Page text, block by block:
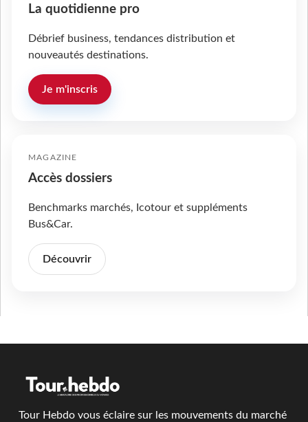
La quotidienne pro
Débrief business, tendances distribution et
nouveautés destinations.
Je m'inscris
MAGAZINE
Accès dossiers
Benchmarks marchés, Icotour et suppléments
Bus&Car.
Découvrir
Tour Hebdo vous éclaire sur les mouvements du marché